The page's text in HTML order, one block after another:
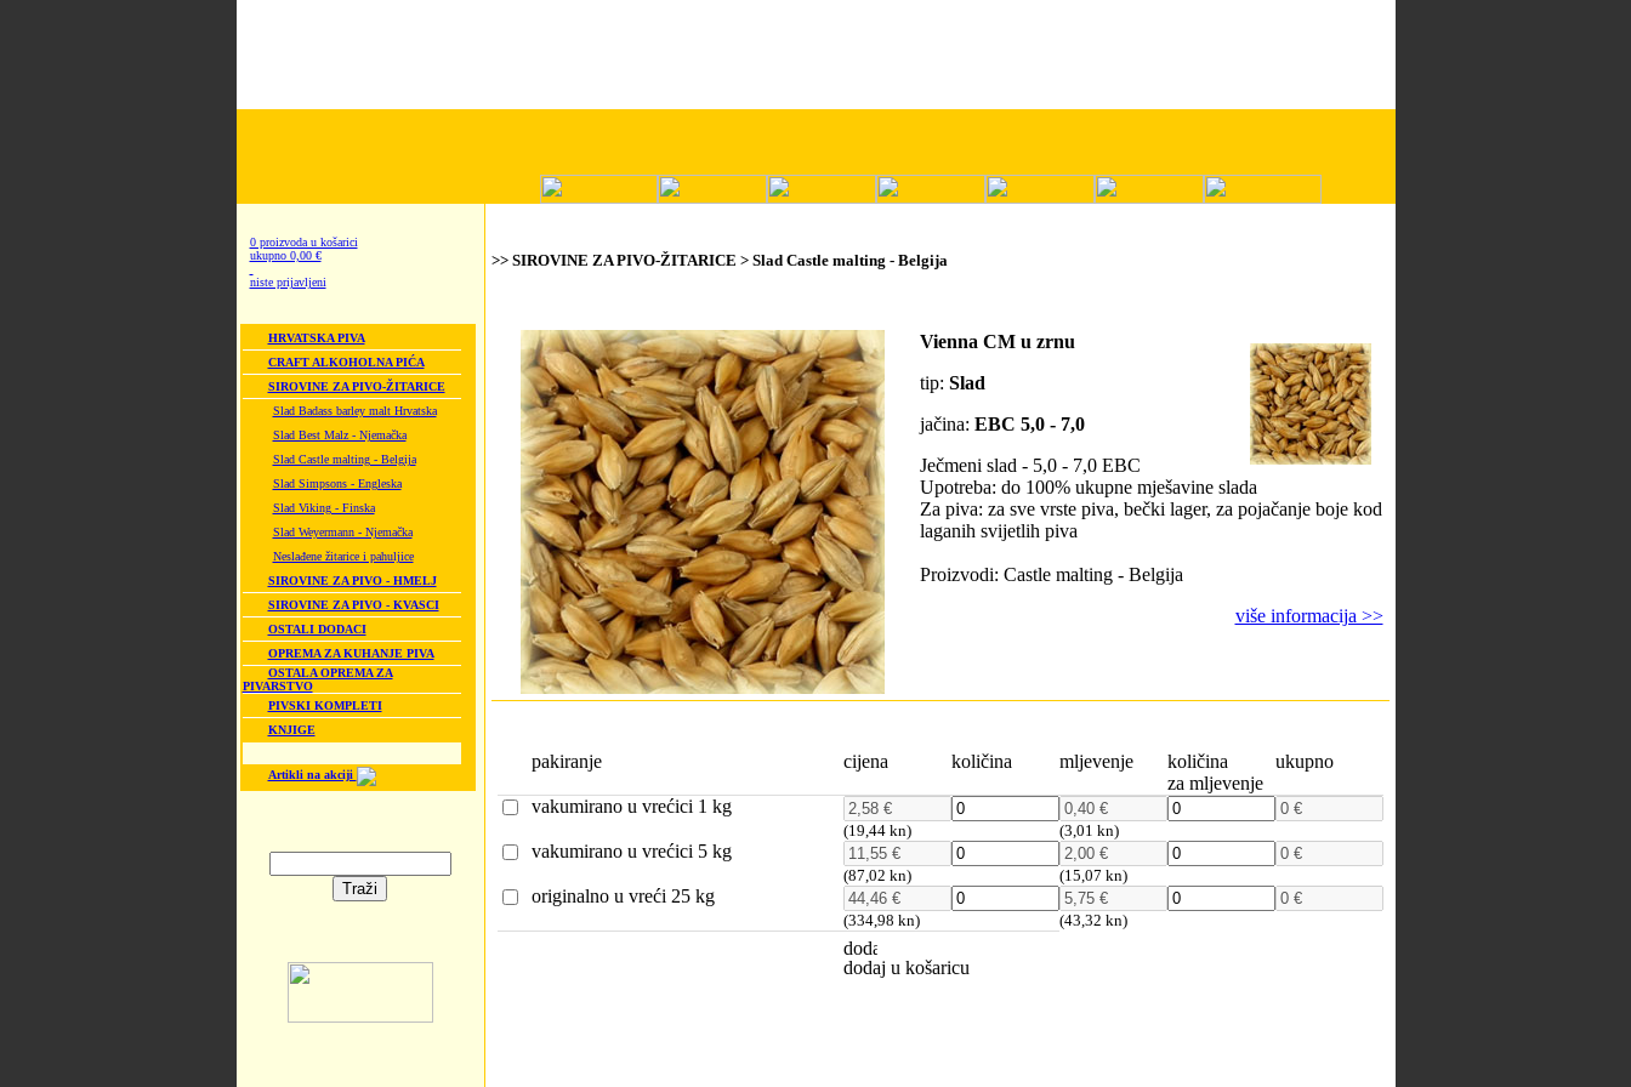
0 proizvoda u košarici
ukupno 0,00 €
niste prijavljeni
HRVATSKA PIVA
CRAFT ALKOHOLNA PIĆA
SIROVINE ZA PIVO-ŽITARICE
Slad Badass barley malt Hrvatska
Slad Best Malz - Njemačka
Slad Castle malting - Belgija
Slad Simpsons - Engleska
Slad Viking - Finska
Slad Weyermann - Njemačka
Neslađene žitarice i pahuljice
SIROVINE ZA PIVO - HMELJ
SIROVINE ZA PIVO - KVASCI
OSTALI DODACI
OPREMA ZA KUHANJE PIVA
OSTALA OPREMA ZA
PIVARSTVO
PIVSKI KOMPLETI
KNJIGE
Artikli na akciji
>> SIROVINE ZA PIVO-ŽITARICE > Slad Castle malting - Belgija
Vienna CM u zrnu
tip: Slad
jačina: EBC 5,0 - 7,0
Ječmeni slad - 5,0 - 7,0 EBC
Upotreba: do 100% ukupne mješavine slada
Za piva: za sve vrste piva, bečki lager, za pojačanje boje kod
laganih svijetlih piva
Proizvodi: Castle malting - Belgija
više informacija >>
pakiranje cijena količina mljevenje
količina
za mljevenje
ukupno
vakumirano u vrećici 1 kg
(19,44 kn) (3,01 kn)
vakumirano u vrećici 5 kg
(87,02 kn) (15,07 kn)
originalno u vreći 25 kg
(334,98 kn) (43,32 kn)
dodaj u košaricu